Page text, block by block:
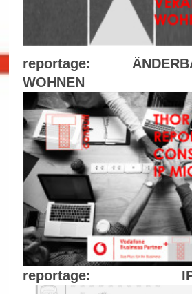
reportage:
WOHNEN
reportage: IP-